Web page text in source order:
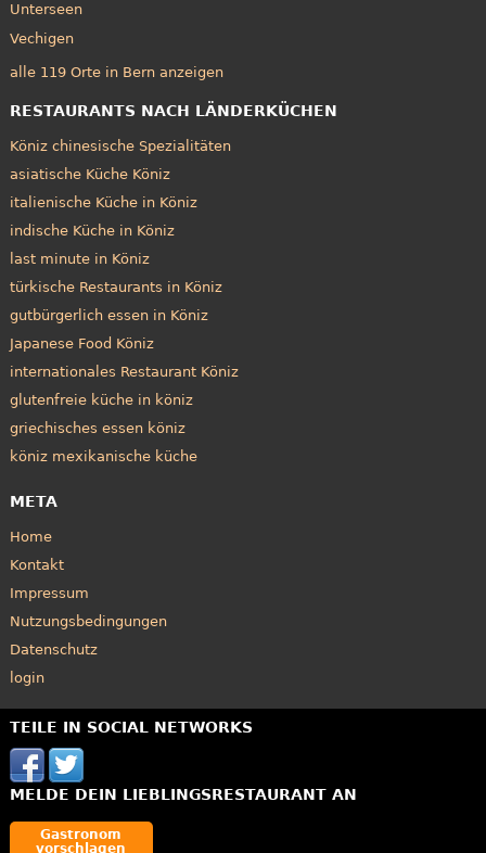
Unterseen
Vechigen
alle 119 Orte in Bern anzeigen
RESTAURANTS NACH LÄNDERKÜCHEN
Köniz chinesische Spezialitäten
asiatische Küche Köniz
italienische Küche in Köniz
indische Küche in Köniz
last minute in Köniz
türkische Restaurants in Köniz
gutbürgerlich essen in Köniz
Japanese Food Köniz
internationales Restaurant Köniz
glutenfreie küche in köniz
griechisches essen köniz
köniz mexikanische küche
META
Home
Kontakt
Impressum
Nutzungsbedingungen
Datenschutz
login
TEILE IN SOCIAL NETWORKS
MELDE DEIN LIEBLINGSRESTAURANT AN
Gastronom
vorschlagen